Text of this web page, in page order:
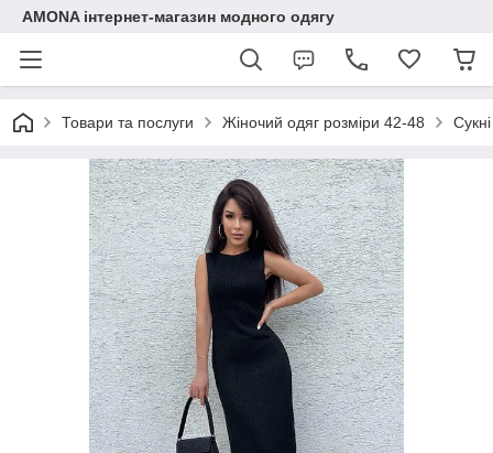
AMONA інтернет-магазин модного одягу
Товари та послуги Жіночий одяг розміри 42-48 Сукні